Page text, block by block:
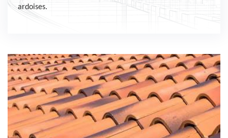
ardoises.